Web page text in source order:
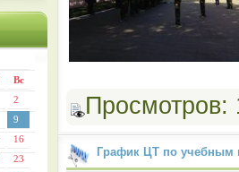
Вс
2
9
16
23
График ЦТ по учебным